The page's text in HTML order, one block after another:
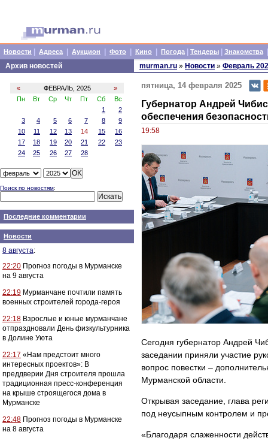
Новости Адреса Аукцион Фото Кино Погода Тендеры Знакомства
Архив новостей
« ФЕВРАЛЬ, 2025
»
Пн
Вт Ср Чт Пт Сб
Вс
1
2
3
4 5 6 7 8
9
10
11 12 13 14 15
16
17
18 19 20 21 22
23
24
25 26 27 28
Поиск по новостям:
Последние комментарии
Новости
8 августа:
22:20 Прогноз погоды в Мурманске
на 9 августа
22:19 Мурманчане почтили память
военных строителей города-героя
22:18 Взрослые и юные мурманчане
отпраздновали День физкультурника
в Долине Уюта
22:17 «Нам предстоит много
интересных проектов»: В
преддверии Дня строителя прошла
традиционная пресс-конференция
на крыше строящегося дома в
Мурманске
22:48 Прогноз погоды в Мурманске
на 8 августа
murman.ru » Новости » Февраль
пятница, 14 февраля 2025
Губернатор Андрей
обеспечения
19:58
Сегодня губернатор Андрей
заседании приняли участие
вопрос повестки –
Мурманской области.
Открывая заседание, глава
под неусыпным контролем и
«Благодаря слаженности